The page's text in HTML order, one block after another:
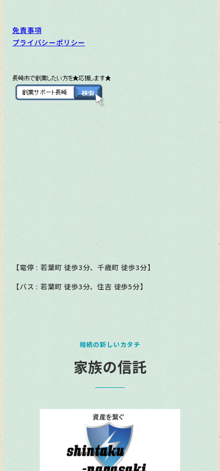
免責事項
プライバシーポリシー
【電停 : 若葉町 徒歩3分、千歳町 徒歩3分】
【バス : 若葉町 徒歩3分、住吉 徒歩5分】
相続の新しいカタチ
家族の信託